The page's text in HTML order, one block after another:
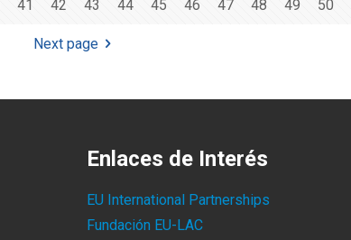
41 42 43 44 45 46 47 48 49 50
Next page
Enlaces de Interés
EU International Partnerships
Fundación EU-LAC